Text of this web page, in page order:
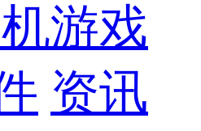
游戏
资讯